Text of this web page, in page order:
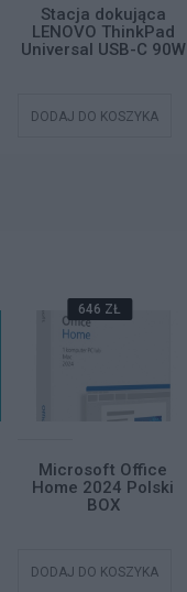
Stacja dokująca
LENOVO ThinkPad
Universal USB-C 90W
DODAJ DO KOSZYKA
646 ZŁ
Microsoft Office
Home 2024 Polski
BOX
DODAJ DO KOSZYKA